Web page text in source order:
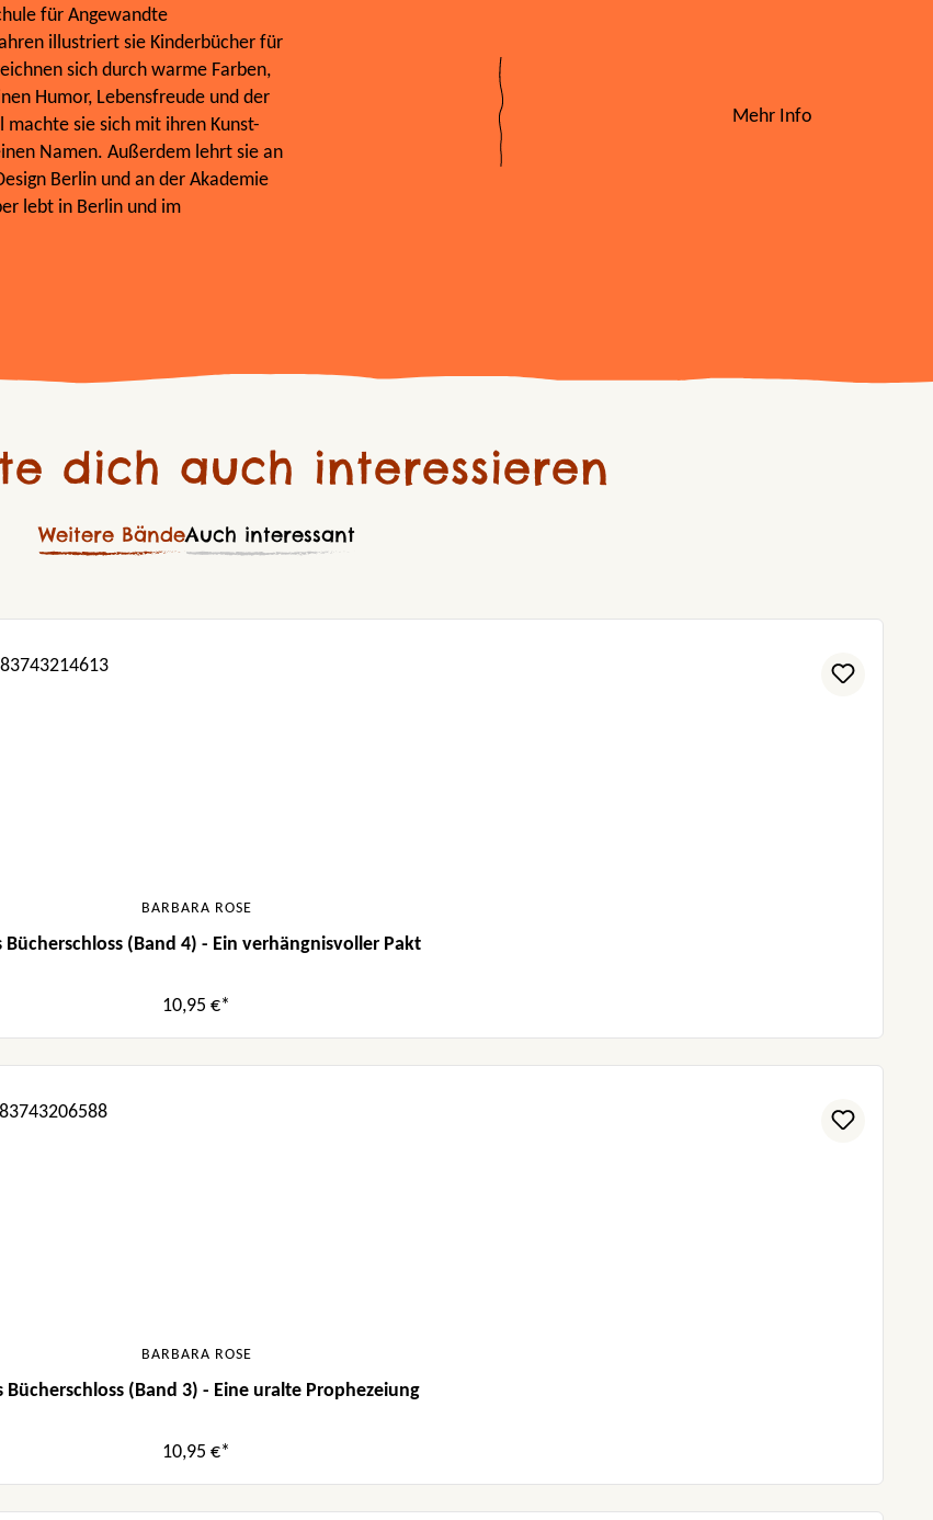
für Angewandte
illustriert sie Kinderbücher für
sich durch warme Farben,
Humor, Lebensfreude und der
sie sich mit ihren Kunst-
Namen. Außerdem lehrt sie an
Berlin und an der Akademie
lebt in Berlin und im
Mehr Info
dich auch interessieren
Weitere BändeAuch interessant
BARBARA ROSE
Bücherschloss (Band 4) - Ein verhängnisvoller Pakt
10,95 €*
BARBARA ROSE
Bücherschloss (Band 3) - Eine uralte Prophezeiung
10,95 €*